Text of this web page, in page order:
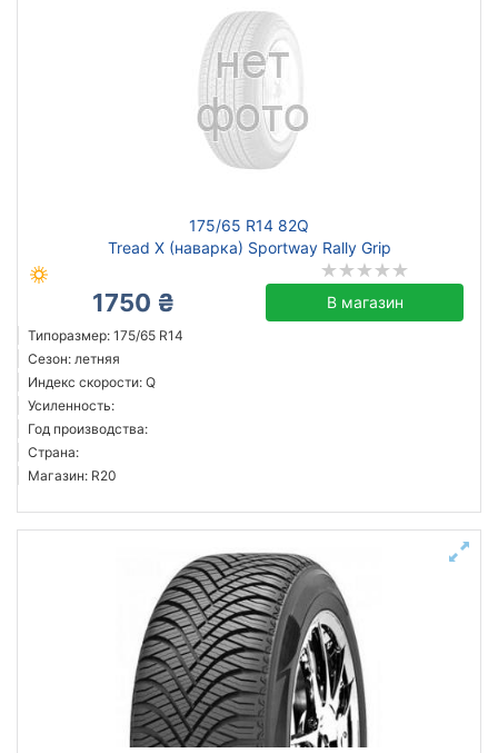
175/65 R14 82Q
Tread X (наварка) Sportway Rally Grip
1750 ₴ В магазин
Типоразмер: 175/65 R14
Сезон: летняя
Индекс скорости: Q
Усиленность:
Год производства:
Страна:
Магазин: R20